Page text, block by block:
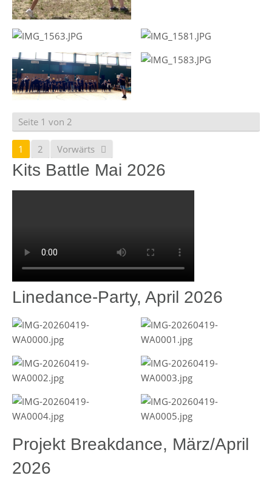
Seite 1 von 2
1 2 Vorwärts
Kits Battle Mai 2026
Linedance-Party, April 2026
Projekt Breakdance, März/April
2026